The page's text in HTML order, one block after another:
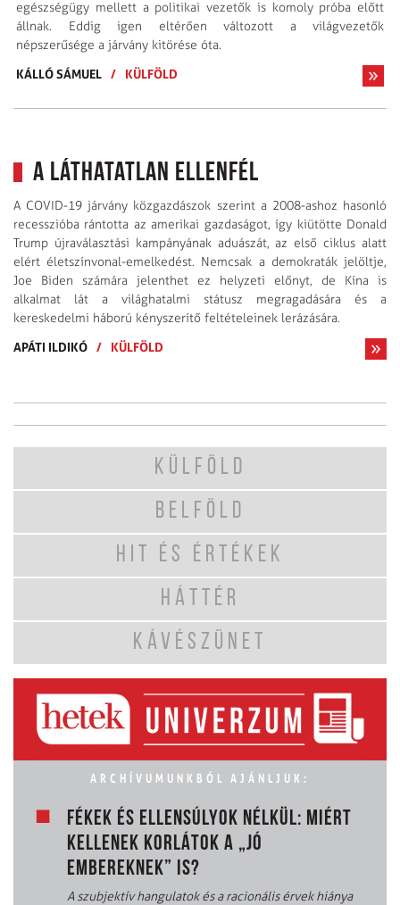
egészségügy mellett a politikai vezetők is komoly próba előtt
állnak. Eddig igen eltérően változott a világvezetők
népszerűsége a járvány kitörése óta.
KÁLLÓ SÁMUEL / KÜLFÖLD
A láthatatlan ellenfél
A COVID-19 járvány közgazdászok szerint a 2008-ashoz hasonló
recesszióba rántotta az amerikai gazdaságot, így kiütötte Donald
Trump újraválasztási kampányának aduászát, az első ciklus alatt
elért életszínvonal-emelkedést. Nemcsak a demokraták jelöltje,
Joe Biden számára jelenthet ez helyzeti előnyt, de Kína is
alkalmat lát a világhatalmi státusz megragadására és a
kereskedelmi háború kényszerítő feltételeinek lerázására.
APÁTI ILDIKÓ / KÜLFÖLD
KÜLFÖLD
BELFÖLD
HIT ÉS ÉRTÉKEK
HÁTTÉR
KÁVÉSZÜNET
ARCHÍVUMUNKBÓL AJÁNLJUK:
FÉKEK ÉS ELLENSÚLYOK NÉLKÜL: MIÉRT
KELLENEK KORLÁTOK A „JÓ
EMBEREKNEK” IS?
A szubjektív hangulatok és a racionális érvek hiánya